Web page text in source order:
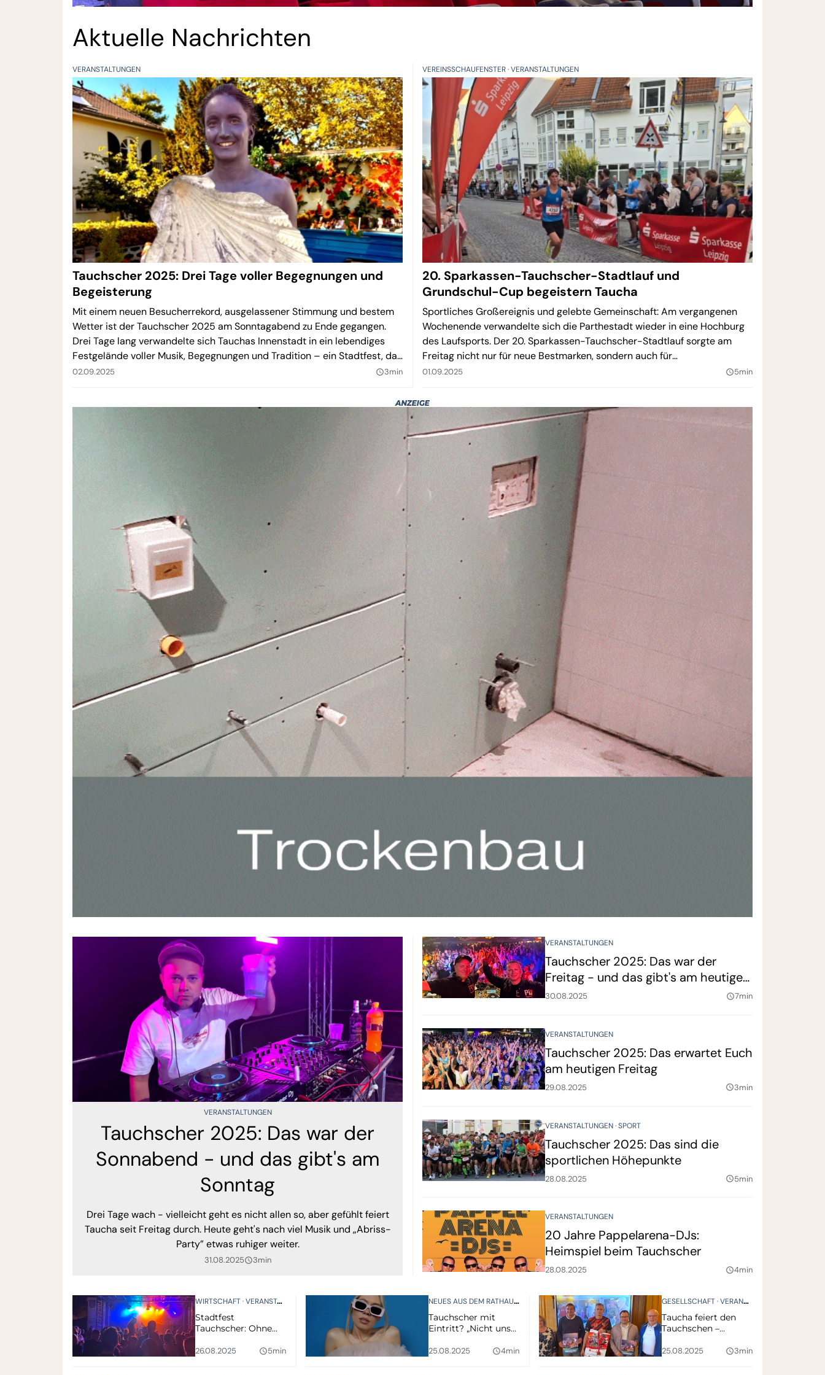
Aktuelle Nachrichten
VERANSTALTUNGEN
Tauchscher 2025: Drei Tage voller Begegnungen und
Begeisterung
Mit einem neuen Besucherrekord, ausgelassener Stimmung und bestem
Wetter ist der Tauchscher 2025 am Sonntagabend zu Ende gegangen.
Drei Tage lang verwandelte sich Tauchas Innenstadt in ein lebendiges
Festgelände voller Musik, Begegnungen und Tradition – ein Stadtfest, das
von vielen als eines der schönsten der vergangenen Jahre bezeichnet
02.09.2025 query_builder3min
VEREINSSCHAUFENSTER VERANSTALTUNGEN
20. Sparkassen-Tauchscher-Stadtlauf und
Grundschul-Cup begeistern Taucha
Sportliches Großereignis und gelebte Gemeinschaft: Am vergangenen
Wochenende verwandelte sich die Parthestadt wieder in eine Hochburg
des Laufsports. Der 20. Sparkassen-Tauchscher-Stadtlauf sorgte am
Freitag nicht nur für neue Bestmarken, sondern auch für
Gänsehautmomente. Tags darauf ging es mit dem Grundschul-Cup um
weiter – begleitet von ohrenbetäubendem Jubel kleiner Fans.
01.09.2025 query_builder5min
VERANSTALTUNGEN
Tauchscher 2025: Das war der
Sonnabend - und das gibt's am
Sonntag
Drei Tage wach - vielleicht geht es nicht allen so, aber gefühlt feiert
Taucha seit Freitag durch. Heute geht's nach viel Musik und „Abriss-
Party” etwas ruhiger weiter.
31.08.2025query_builder3min
VERANSTALTUNGEN
Tauchscher 2025: Das war der
Freitag - und das gibt's am heutigen
Sonnabend
30.08.2025 query_builder7min
VERANSTALTUNGEN
Tauchscher 2025: Das erwartet Euch
am heutigen Freitag
29.08.2025 query_builder3min
VERANSTALTUNGEN SPORT
Tauchscher 2025: Das sind die
sportlichen Höhepunkte
28.08.2025 query_builder5min
VERANSTALTUNGEN
20 Jahre Pappelarena-DJs:
Heimspiel beim Tauchscher
28.08.2025 query_builder4min
WIRTSCHAFT VERANSTALTUNGEN
Stadtfest
Tauchscher: Ohne
nicht!
26.08.2025 query_builder5min
NEUES AUS DEM RATHAUS VERANSTALTUNGEN
Tauchscher mit
Eintritt? „Nicht unser
25.08.2025 query_builder4min
GESELLSCHAFT VERANSTALTUNGEN
Taucha feiert den
Tauchschen –
schwieriger Lage
25.08.2025 query_builder3min